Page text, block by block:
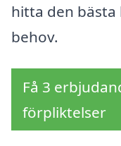
hitta den
behov.
Få 3
förpliktelser